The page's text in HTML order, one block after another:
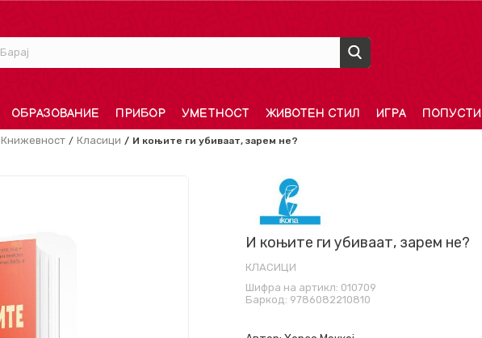
Барај
ОБРАЗОВАНИЕ ПРИБОР УМЕТНОСТ ЖИВОТЕН СТИЛ ИГРА ПОПУСТИ
Книжевност Класици И коњите ги убиваат, зарем не?
И коњите ги убиваат, зарем не?
КЛАСИЦИ
Шифра на артикл: 010709
Баркод: 9786082210810